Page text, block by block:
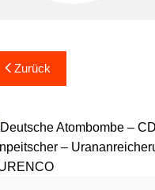
Zurück